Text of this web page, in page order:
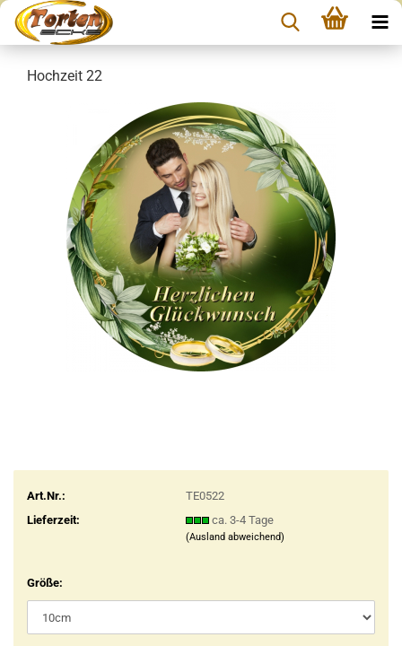
Hochzeit 22
Art.Nr.:
TE0522
Lieferzeit:
ca. 3-4 Tage
(Ausland abweichend)
Größe: